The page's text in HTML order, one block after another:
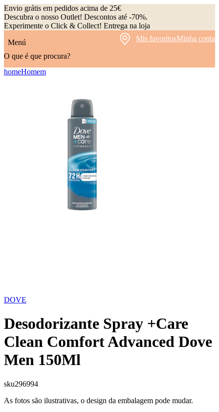
Envio grátis em pedidos acima de 25€
Descubra o nosso Outlet! Descontos até -70%.
Experimente o Click & Collect! Entrega na loja
Menú
Mis favoritosMinha conta
O que é que procura?
homeHomem
DOVE
Desodorizante Spray +Care
Clean Comfort Advanced Dove
Men 150Ml
sku296994
As fotos são ilustrativas, o design da embalagem pode mudar.